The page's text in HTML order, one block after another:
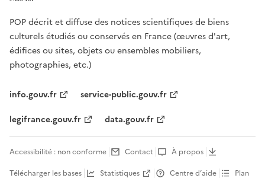
POP décrit et diffuse des notices scientifiques de biens
culturels étudiés ou conservés en France (œuvres d'art,
édifices ou sites, objets ou ensembles mobiliers,
photographies, etc.)
info.gouv.fr
service-public.gouv.fr
legifrance.gouv.fr
data.gouv.fr
Accessibilité : non conforme Contact
À propos
Télécharger les bases
Statistiques Centre d’aide Plan